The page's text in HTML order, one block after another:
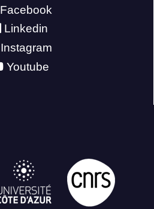
Facebook
Linkedin
Instagram
Youtube